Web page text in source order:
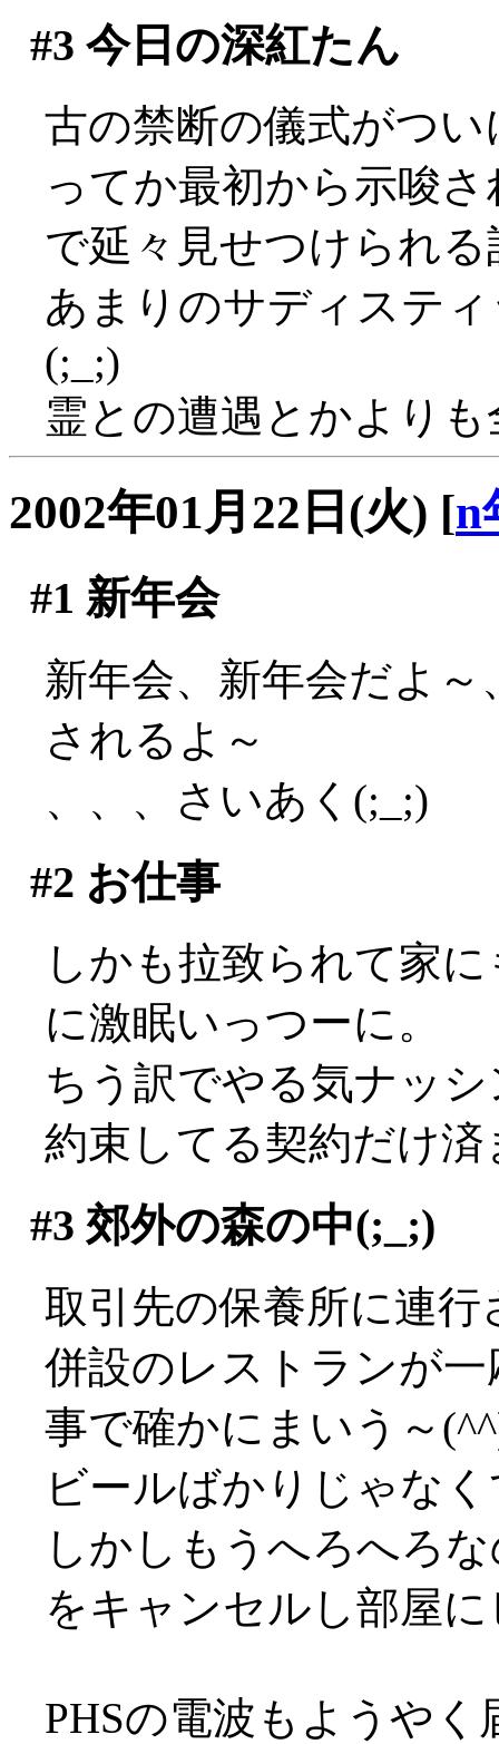
#3 今日の深紅たん
古の禁断の儀式がつ
ってか最初から示唆
で延々見せつけられ
あまりのサディステ
(;_;)
霊との遭遇とかより
2002年01月22日(火) [n
#1 新年会
新年会、新年会だよ
されるよ～
、、、さいあく(;_;)
#2 お仕事
しかも拉致られて家
に激眠いっつーに。
ちう訳でやる気ナッ
約束してる契約だけ
#3 郊外の森の中(;_;)
取引先の保養所に連行
併設のレストランが
事で確かにまいう～
ビールばかりじゃな
しかしもうへろへろ
をキャンセルし部屋
PHSの電波もようや